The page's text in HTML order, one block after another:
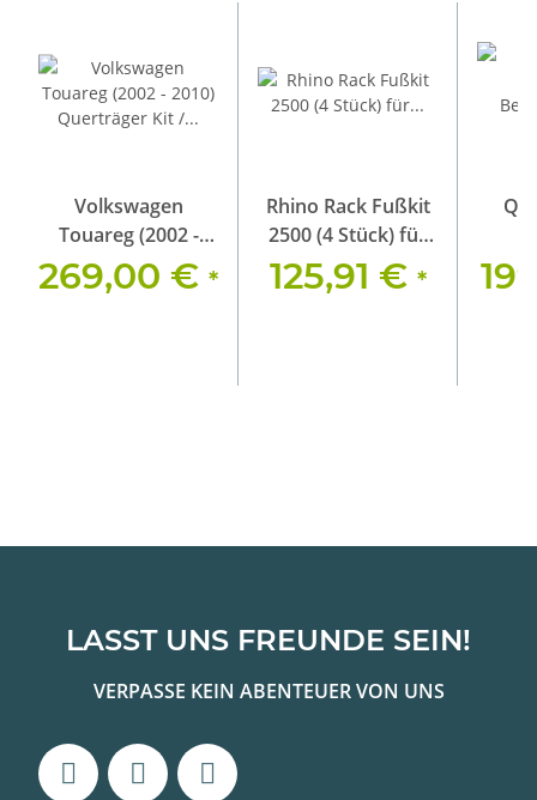
Volkswagen
Touareg (2002 -
2010) Querträger
Kit / 1255 mm- von
269,00 € *
Rhino Rack Fußkit
2500 (4 Stück) für
Heavy Duty
Querträger
125,91 € *
LASST UNS FREUNDE SEIN!
VERPASSE KEIN ABENTEUER VON UNS